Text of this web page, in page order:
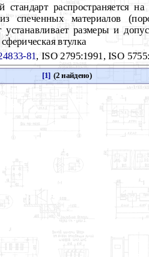
распространяется
из спеченных материалов
размеры и
втулка
81 , ISO 2795:1991, ISO
[1] (2 найдено)